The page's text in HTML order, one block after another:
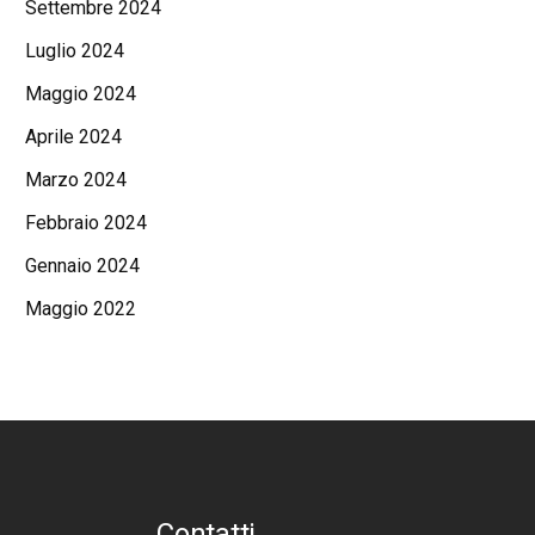
Settembre 2024
Luglio 2024
Maggio 2024
Aprile 2024
Marzo 2024
Febbraio 2024
Gennaio 2024
Maggio 2022